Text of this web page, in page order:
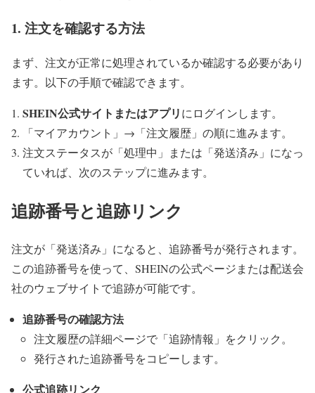
1. 注文を確認する方法
まず、注文が正常に処理されているか確認する必要があり
ます。以下の手順で確認できます。
SHEIN公式サイトまたはアプリにログインします。
「マイアカウント」→「注文履歴」の順に進みます。
注文ステータスが「処理中」または「発送済み」になっ
ていれば、次のステップに進みます。
追跡番号と追跡リンク
注文が「発送済み」になると、追跡番号が発行されます。
この追跡番号を使って、SHEINの公式ページまたは配送会
社のウェブサイトで追跡が可能です。
追跡番号の確認方法
注文履歴の詳細ページで「追跡情報」をクリック。
発行された追跡番号をコピーします。
公式追跡リンク